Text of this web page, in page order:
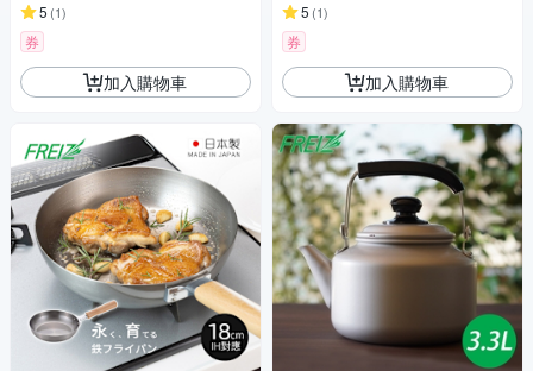
5 (1)
券
加入購物車
5 (1)
券
加入購物車